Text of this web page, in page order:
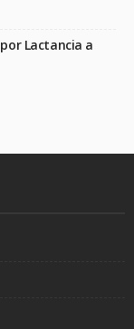
Lactancia a